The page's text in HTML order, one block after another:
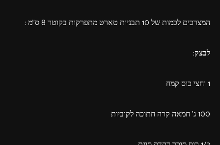
המצרכים לכמות של 10 תבניות טארט מתפרקות בקוטר 8 ס"מ :
לבצק:
1 וחצי כוס קמח
100 ג' חמאה קרה חתוכה לקוביות